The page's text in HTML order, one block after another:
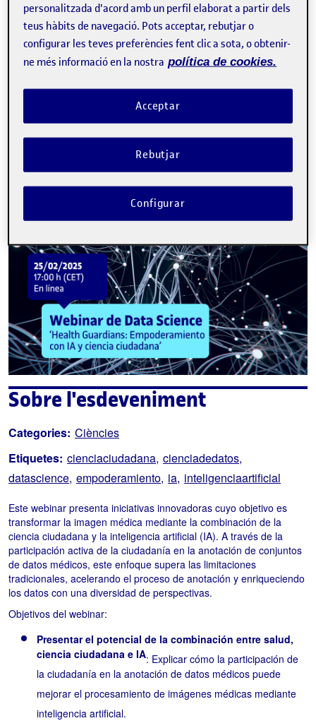
Tweet
Inscriure-s'hi
Sobre l'esdeveniment
Categories: Ciències
Etiquetes: cienciaciudadana cienciadedatos
datascience empoderamiento ia inteligenciaartificial
Este webinar presenta iniciativas innovadoras cuyo objetivo es
transformar la imagen médica mediante la combinación de la
ciencia ciudadana y la inteligencia artificial (IA). A través de la
participación activa de la ciudadanía en la anotación de conjuntos
de datos médicos, este enfoque supera las limitaciones
tradicionales, acelerando el proceso de anotación y enriqueciendo
los datos con una diversidad de perspectivas.
Objetivos del webinar:
Presentar el potencial de la combinación entre salud,
ciencia ciudadana e IA: Explicar cómo la participación de
la ciudadanía en la anotación de datos médicos puede
mejorar el procesamiento de imágenes médicas mediante
inteligencia artificial.
personalitzada d'acord amb un perfil elaborat a partir dels
teus hàbits de navegació. Pots acceptar, rebutjar o
configurar les teves preferències fent clic a sota, o obtenir-
ne més informació en la nostra política de cookies.
Rebutjar
Acceptar
Configurar